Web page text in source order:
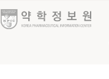
약학정보원